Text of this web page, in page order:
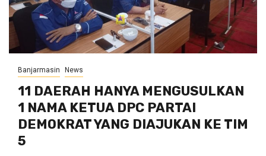
Banjarmasin News
11 DAERAH HANYA MENGUSULKAN
1 NAMA KETUA DPC PARTAI
DEMOKRAT YANG DIAJUKAN KE TIM
5